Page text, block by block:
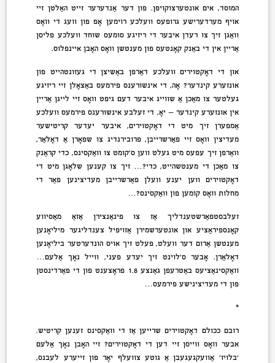
המוסד, אים אונטערצוקויפן. פון דער אַנדערער זייט האַלטן זיי
אויף מערדערישע גרופּעס וועלכע רוימען אָפּ פון וועג די וואָס
וואַגן זיך צו רעדן איבער די ריזיגע סומעס שוחד וועלכע פליסן
אַריין אין די באַנק קאָנטעס פון מענטשן וואָס האָבן איינפלוס.
און די דאָקטוירים וועלכע דאַרפן באַשיצן די געזונטהייט פון
אונזערע קינדער? אָה, די אינשורענס פירמעס באַצאָלן זיי ריזיגע
געלטער צו מאַכן אַ שווייג איבער דעם גיפט וואָס זיי לייגן אַריין
אין אונזערע קינדער — יאָ, די זעלבע אינשורענס פירמעס וועלכע
אַמפּערן זיך מיט די דאָקטוירים, איבער יעדער קריטישער
מעדיצין וואָס זיי פאַרשרייבן, פּרובירנדיג צו שפּאָרן אַ דאָלאַר,
וואַרפן זיך עפּעס מיט געלט ווען ס’קומט צו וואַקסינס, כדי קראַנק
צו מאַכן די מענטשהייט, כדי?… זיך צו קענען שלאָגן מיט די
דאָקטוירים ווען יענע וועלן פאַרשרייבן מעדיצינען פאַר די
מחלות וואָס קומען פון וואַקסינס?…
זעלבסטפאַרשטענדליך אַז צו פינאַנצירן אַזאַ מאַסיווע
קאָנספּיראַציע און אונטערשמירן אַזויפיל צענדליגער מיליאָנען
מענטשן אַרום דער וועלט, פעלט זיך אויס הונדערטער ביליאָנען
דאָלאַרן. אָבער ס’לוינט זיך יעדע פּעני, ווייל נאָך אַלעם…
וואַקסינאַציעס באַטרעפן גאַנצע 1.8 פּראָצענט פון די פאַרדינסטן
פון די מעדיצינישע פירמעס…
*
רובם ככולם דאָקטוירים שרייען אַז די וואַקסינס זענען קריטיש.
אבער וואָס ווייסן זיי דען די דאָקטוירים? זיי האָבן נאָך אַלעם
‘בלויז’ אַוועקגעגעבן אַ גוטע צוועלף יאָר פון זייערע לעבנס,